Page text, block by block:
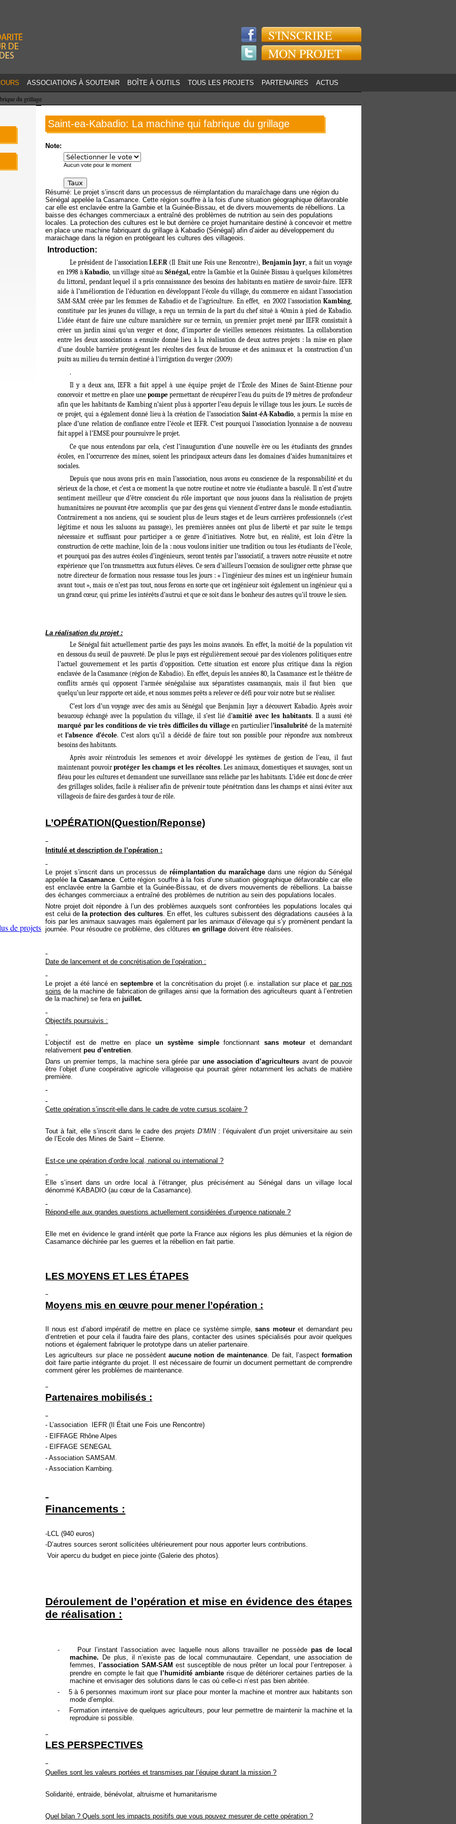
S'INSCRIRE
MON PROJET
ASSOCIATIONS À SOUTENIR BOÎTE À OUTILS TOUS LES PROJETS PARTENAIRES ACTUS
du grillage
Saint-ea-Kabadio: La machine qui fabrique du grillage
Note:
Aucun vote pour le moment
Résumé: Le projet s’inscrit dans un processus de réimplantation du maraîchage dans une région du
Sénégal appelée la Casamance. Cette région souffre à la fois d’une situation géographique défavorable
car elle est enclavée entre la Gambie et la Guinée-Bissau, et de divers mouvements de rébellions. La
baisse des échanges commerciaux a entraîné des problèmes de nutrition au sein des populations
locales. La protection des cultures est le but derrière ce projet humanitaire destiné à concevoir et mettre
en place une machine fabriquant du grillage à Kabadio (Sénégal) afin d’aider au développement du
maraichage dans la région en protégeant les cultures des villageois.
Introduction:
Le président de l'associationI.E.F.R (Il Etait une Fois une Rencontre), Benjamin Jayr, a fait un voyage
en 1998 àKabadio, un village situé au Sénégal,entre la Gambie et la Guinée Bissau à quelques kilomètres
du littoral, pendant lequel il a pris connaissance des besoins des habitants en matière de savoir-faire. IEFR
aide à l’amélioration de l’éducation en développant l’école du village, du commerce en aidant l’association
SAM-SAM créée par les femmes de Kabadio et de l’agriculture. En effet,
en 2002 l'associationKambing,
constituée par les jeunes du village, a reçu un terrain de la part du chef situé à 40min à pied de Kabadio.
L'idée étant de faire une culture maraîchère sur ce terrain, un premier projet mené par IEFR consistait à
créer un jardin ainsi qu'un verger et donc, d'importer de vieilles semences résistantes. La collaboration
entre les deux associations a ensuite donné lieu à la réalisation de deux autres projets : la mise en place
d'une double barrière protégeant les récoltes des feux de brousse et des animaux et
la construction d'un
puits au milieu du terrain destiné à l'irrigation du verger (2009)
.
Il y a deux ans, IEFR a fait appel à une équipe projet de l’École des Mines de Saint-Etienne pour
concevoir et mettre en place unepompe permettant de récupérer l’eau du puits de 19 mètres de profondeur
afin que les habitants de Kambing n’aient plus à apporter l’eau depuis le village tous les jours. Le succès de
ce projet, qui a également donné lieu à la création de l’association Saint-éA-Kabadio, a permis la mise en
place d’une relation de confiance entre l’école et IEFR. C’est pourquoi l’association lyonnaise a de nouveau
fait appel à l’EMSE pour poursuivre le projet.
Ce que nous entendons par cela, c’est l’inauguration d’une nouvelle ère ou les étudiants des grandes
écoles, en l’occurrence des mines, soient les principaux acteurs dans les domaines d’aides humanitaires et
sociales.
Depuis que nous avons pris en main l’association, nous avons eu conscience de la responsabilité et du
sérieux de la chose, et c’est a ce moment la que notre routine et notre vie étudiante a basculé. Il n’est d’autre
sentiment meilleur que d’être conscient du rôle important que nous jouons dans la réalisation de projets
humanitaires ne pouvant être accomplis que par des gens qui viennent d’entrer dans le monde estudiantin.
Contrairement a nos anciens, qui se soucient plus de leurs stages et de leurs carrières professionnels (c’est
légitime et nous les saluons au passage), les premières années ont plus de liberté et par suite le temps
nécessaire et suffisant pour participer a ce genre d’initiatives. Notre but, en réalité, est loin d’être la
construction de cette machine, loin de la : nous voulons initier une tradition ou tous les étudiants de l’école,
et pourquoi pas des autres écoles d’ingénieurs, seront tentés par l’associatif, a travers notre réussite et notre
expérience que l’on transmettra aux futurs élèves. Ce sera d’ailleurs l’occasion de souligner cette phrase que
notre directeur de formation nous ressasse tous les jours : « l’ingénieur des mines est un ingénieur humain
avant tout », mais ce n’est pas tout, nous ferons en sorte que cet ingénieur soit également un ingénieur qui a
un grand cœur, qui prime les intérêts d’autrui et que ce soit dans le bonheur des autres qu'il trouve le sien.
La réalisation du projet :
Le Sénégal fait actuellement partie des pays les moins avancés. En effet, la moitié de la population vit
en dessous du seuil de pauvreté. De plus le pays est régulièrement secoué par des violences politiques entre
l’actuel gouvernement et les partis d’opposition. Cette situation est encore plus critique dans la région
enclavée de la Casamance (région de Kabadio). En effet, depuis les années 80, la Casamance est le théâtre de
conflits armés qui opposent l’armée sénégalaise aux séparatistes casamançais, mais il faut bien
que
quelqu’un leur rapporte cet aide, et nous sommes prêts a relever ce défi pour voir notre but se réaliser.
C’est lors d’un voyage avec des amis au Sénégal que Benjamin Jayr a découvert Kabadio. Après avoir
beaucoup échangé avec la population du village, il s’est lié d’amitié avec les habitants. Il a aussi été
marqué par les conditions de vie très difficiles du villageen particulier l’insalubrité de la maternité
etl’absence d’école. C’est alors qu’il a décidé de faire tout son possible pour répondre aux nombreux
besoins des habitants.
Après avoir réintroduis les semences et avoir développé les systèmes de gestion de l’eau, il faut
maintenant pouvoirprotéger les champs et les récoltes. Les animaux, domestiques et sauvages, sont un
fléau pour les cultures et demandent une surveillance sans relâche par les habitants. L’idée est donc de créer
des grillages solides, facile à réaliser afin de prévenir toute pénétration dans les champs et ainsi éviter aux
villageois de faire des gardes à tour de rôle.
L’OPÉRATION(Question/Reponse)
Intitulé et description de l’opération :
Le projet s’inscrit dans un processus de réimplantation du maraîchage dans une région du Sénégal
appelée la Casamance. Cette région souffre à la fois d’une situation géographique défavorable car elle
est enclavée entre la Gambie et la Guinée-Bissau, et de divers mouvements de rébellions. La baisse
des échanges commerciaux a entraîné des problèmes de nutrition au sein des populations locales.
Notre projet doit répondre à l’un des problèmes auxquels sont confrontées les populations locales qui
est celui dela protection des cultures. En effet, les cultures subissent des dégradations causées à la
fois par les animaux sauvages mais également par les animaux d’élevage qui s’y promènent pendant la
journée. Pour résoudre ce problème, des clôturesen grillage doivent être réalisées.
Date de lancement et de concrétisation de l’opération :
Le projet a été lancé en septembreet la concrétisation du projet (i.e. installation sur place et par nos
soins de la machine de fabrication de grillages ainsi que la formation des agriculteurs quant à l’entretien
de la machine) se fera en juillet.
Objectifs poursuivis :
L’objectif est de mettre en placeun système simplefonctionnant sans moteur et demandant
relativementpeu d’entretien.
Dans un premier temps, la machine sera gérée par une association d’agriculteurs avant de pouvoir
être l’objet d’une coopérative agricole villageoise qui pourrait gérer notamment les achats de matière
première.
Cette opération s’inscrit-elle dans le cadre de votre cursus scolaire ?
Tout à fait, elle s’inscrit dans le cadre desprojets D’MIN: l’équivalent d’un projet universitaire au sein
de l’Ecole des Mines de Saint – Etienne.
Est-ce une opération d’ordre local, national ou international ?
Elle s’insert dans un ordre local à l’étranger, plus précisément au Sénégal dans un village local
dénommé KABADIO (au cœur de la Casamance).
Répond-elle aux grandes questions actuellement considérées d’urgence nationale ?
Elle met en évidence le grand intérêt que porte la France aux régions les plus démunies et la région de
Casamance déchirée par les guerres et la rébellion en fait partie.
LES MOYENS ET LES ÉTAPES
Moyens mis en œuvre pour mener l’opération :
Il nous est d’abord impératif de mettre en placece système simple, sans moteuret demandantpeu
d’entretien et pour cela il faudra faire des plans, contacter des usines spécialisés pour avoir quelques
notions et également fabriquer le prototype dans un atelier partenaire.
Les agriculteurs sur place ne possèdent aucune notion de maintenance. De fait, l’aspectformation
doit faire partie intégrante du projet. Il est nécessaire de fournir un document permettant de comprendre
comment gérer les problèmes de maintenance.
Partenaires mobilisés :
- L’association
IEFR (Il Était une Fois une Rencontre)
- EIFFAGE Rhône Alpes
- EIFFAGE SENEGAL
- Association SAMSAM.
- Association Kambing.
Financements :
-LCL (940 euros)
-D’autres sources seront sollicitées ultérieurement pour nous apporter leurs contributions.
Voir apercu du budget en piece jointe (Galerie des photos).
Déroulement de l’opération et mise en évidence des étapes
de réalisation :
- Pour l’instant l’association avec laquelle nous allons travailler ne possèdepas de local
machine. De plus, il n’existe pas de local communautaire. Cependant, une association de
femmes,
l’association SAM-SAM est susceptible de nous prêter un local pour l’entreposer.à
prendre en compte le fait que l’humidité ambianterisque de détériorer certaines parties de la
machine et envisager des solutions dans le cas où celle-ci n’est pas bien abritée.
-
5 à 6 personnes maximum iront sur place pour monter la machine et montrer aux habitants son
mode d’emploi.
-
Formation intensive de quelques agriculteurs, pour leur permettre de maintenir la machine et la
reproduire si possible.
LES PERSPECTIVES
Quelles sont les valeurs portées et transmises par l’équipe durant la mission ?
Solidarité, entraide, bénévolat, altruisme et humanitarisme
Quel bilan ? Quels sont les impacts positifs que vous pouvez mesurer de cette opération ?
de projets